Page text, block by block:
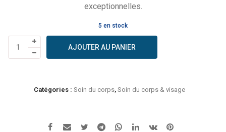
exceptionnelles.
5 en stock
quantité
de
Compagnie
AJOUTER AU PANIER
Catégories : Soin du corps, Soin du corps & visage